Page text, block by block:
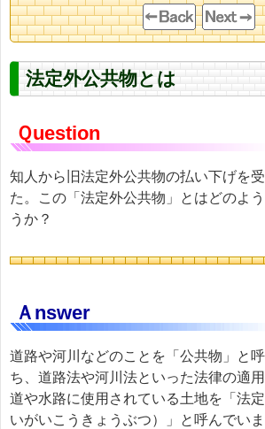
法定外公共物とは
Ｑuestion
知人から旧法定外公共物の払い下げを
た。この「法定外公共物」とはどのよ
うか？
Ａnswer
道路や河川などのことを「公共物」と
ち、道路法や河川法といった法律の適
道や水路に使用されている土地を「法
いがいこうきょうぶつ）」と呼んでいま